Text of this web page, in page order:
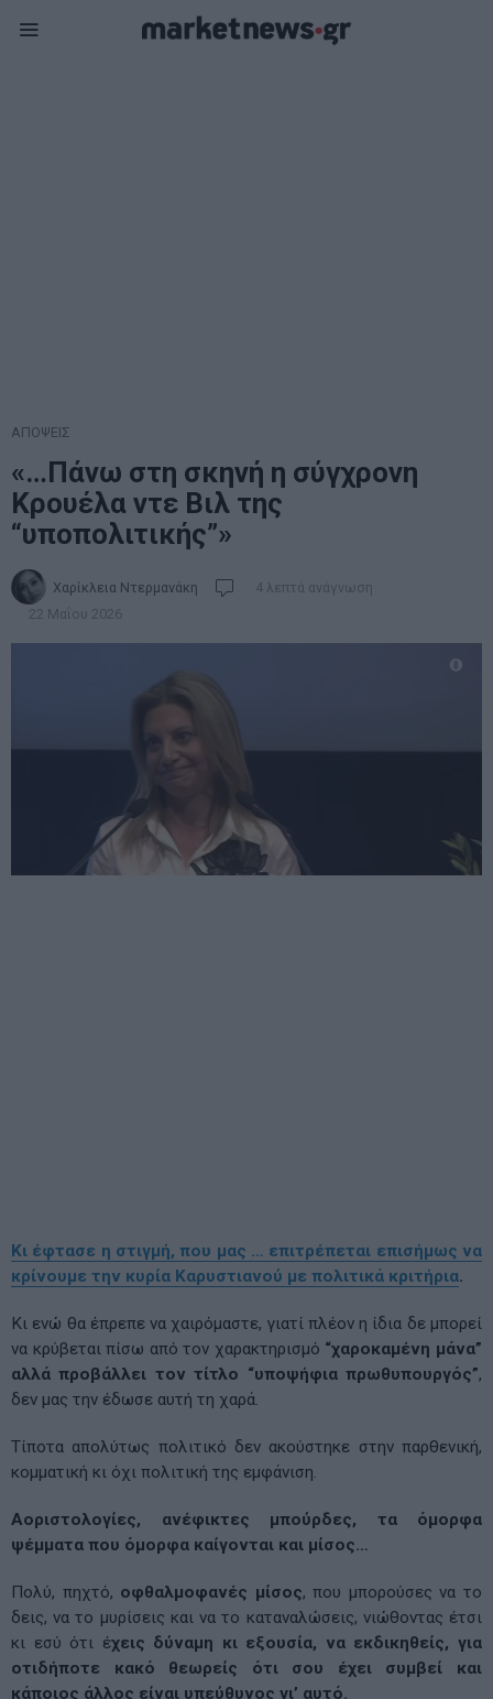
ΑΠΟΨΕΙΣ
«…Πάνω στη σκηνή η σύγχρονη
Κρουέλα ντε Βιλ της
“υποπολιτικής”»
Χαρίκλεια Ντερμανάκη
4 λεπτά ανάγνωση
22 Μαΐου 2026
Κι έφτασε η στιγμή, που μας … επιτρέπεται επισήμως να
κρίνουμε την κυρία Καρυστιανού με πολιτικά κριτήρια.
Κι ενώ θα έπρεπε να χαιρόμαστε, γιατί πλέον η ίδια δε μπορεί
να κρύβεται πίσω από τον χαρακτηρισμό “χαροκαμένη μάνα”
αλλά προβάλλει τον τίτλο “υποψήφια πρωθυπουργός”,
δεν μας την έδωσε αυτή τη χαρά.
Τίποτα απολύτως πολιτικό δεν ακούστηκε στην παρθενική,
κομματική κι όχι πολιτική της εμφάνιση.
Αοριστολογίες, ανέφικτες μπούρδες, τα όμορφα
ψέμματα που όμορφα καίγονται και μίσος…
Πολύ, πηχτό, οφθαλμοφανές μίσος, που μπορούσες να το
δεις, να το μυρίσεις και να το καταναλώσεις, νιώθοντας έτσι
κι εσύ ότι έχεις δύναμη κι εξουσία, να εκδικηθείς, για
οτιδήποτε κακό θεωρείς ότι σου έχει συμβεί και
κάποιος άλλος είναι υπεύθυνος γι’ αυτό.